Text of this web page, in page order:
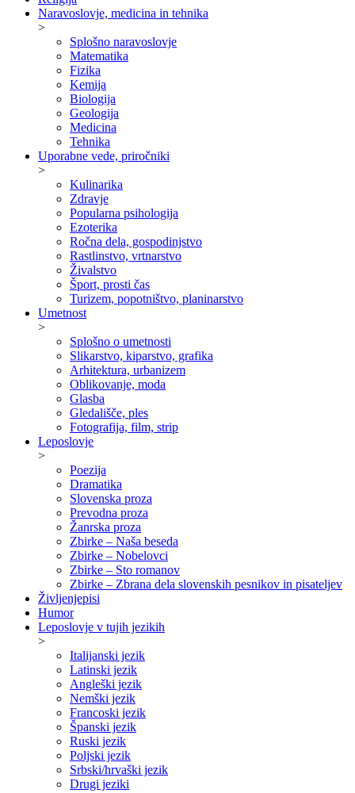
Naravoslovje, medicina in tehnika
>
Splošno naravoslovje
Matematika
Fizika
Kemija
Biologija
Geologija
Medicina
Tehnika
Uporabne vede, priročniki
>
Kulinarika
Zdravje
Popularna psihologija
Ezoterika
Ročna dela, gospodinjstvo
Rastlinstvo, vrtnarstvo
Živalstvo
Šport, prosti čas
Turizem, popotništvo, planinarstvo
Umetnost
>
Splošno o umetnosti
Slikarstvo, kiparstvo, grafika
Arhitektura, urbanizem
Oblikovanje, moda
Glasba
Gledališče, ples
Fotografija, film, strip
Leposlovje
>
Poezija
Dramatika
Slovenska proza
Prevodna proza
Žanrska proza
Zbirke – Naša beseda
Zbirke – Nobelovci
Zbirke – Sto romanov
Zbirke – Zbrana dela slovenskih pesnikov in pisateljev
Življenjepisi
Humor
Leposlovje v tujih jezikih
>
Italijanski jezik
Latinski jezik
Angleški jezik
Nemški jezik
Francoski jezik
Španski jezik
Ruski jezik
Poljski jezik
Srbski/hrvaški jezik
Drugi jeziki